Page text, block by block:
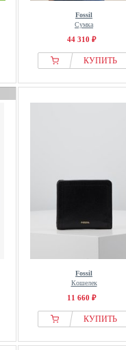
Fossil
Сумка
44 310 ₽
КУПИТЬ
Fossil
Кошелек
11 660 ₽
КУПИТЬ